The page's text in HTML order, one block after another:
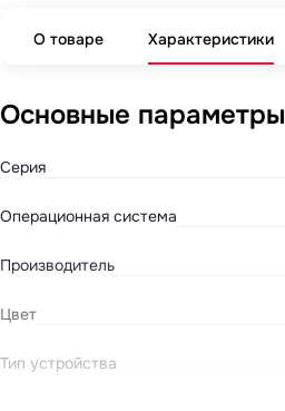
О товаре Характеристики
Основные параметры
Серия
Операционная система
Производитель
Цвет
Тип устройства